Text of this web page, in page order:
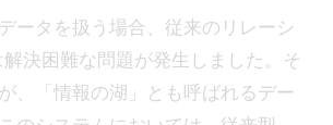
ータを扱う場合、従来のリレーシ
解決困難な問題が発生しました。そ
、「情報の湖」とも呼ばれるデー